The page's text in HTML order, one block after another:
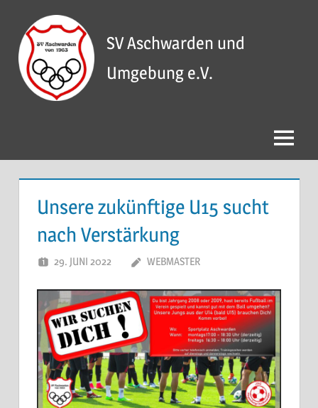
Inhalt
springen
SV Aschwarden und
Umgebung e.V.
Menü
Unsere zukünftige U15 sucht
nach Verstärkung
29. JUNI 2022 WEBMASTER